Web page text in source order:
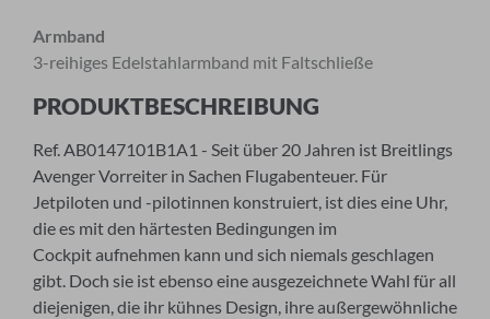
Armband
3-reihiges Edelstahlarmband mit Faltschließe
PRODUKTBESCHREIBUNG
Ref. AB0147101B1A1 - Seit über 20 Jahren ist Breitlings
Avenger Vorreiter in Sachen Flugabenteuer. Für
Jetpiloten und -pilotinnen konstruiert, ist dies eine Uhr,
die es mit den härtesten Bedingungen im
Cockpit aufnehmen kann und sich niemals geschlagen
gibt. Doch sie ist ebenso eine ausgezeichnete Wahl für all
diejenigen, die ihr kühnes Design, ihre außergewöhnliche
ANMELDUNG ZUM
NEWSLETTER
Melden Sie sich zu unserem Newsletter an.